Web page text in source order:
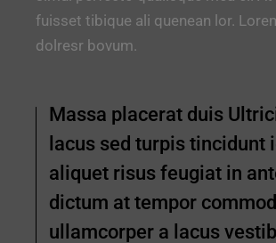
fuisset tibique ali quenean lor.
dolresr bovum.
Massa placerat duis
lacus sed turpis tincidunt
aliquet risus feugiat in
dictum at tempor
ullamcorper a lacus